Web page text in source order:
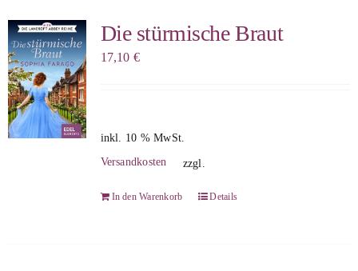
Die stürmische Braut
17,10 €
inkl. 10 % MwSt.
zzgl.
Versandkosten
In den Warenkorb Details